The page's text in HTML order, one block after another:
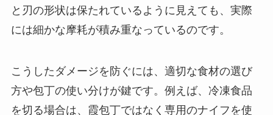
と刃の形状は保たれているように見えても、実際
には細かな摩耗が積み重なっているのです。
こうしたダメージを防ぐには、適切な食材の選び
方や包丁の使い分けが鍵です。例えば、冷凍食品
を切る場合は、霞包丁ではなく専用のナイフを使